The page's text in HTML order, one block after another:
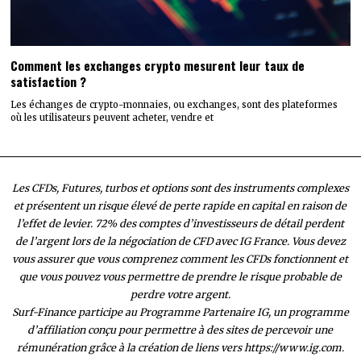
Comment les exchanges crypto mesurent leur taux de
satisfaction ?
Les échanges de crypto-monnaies, ou exchanges, sont des plateformes
où les utilisateurs peuvent acheter, vendre et
Les CFDs, Futures, turbos et options sont des instruments complexes
et présentent un risque élevé de perte rapide en capital en raison de
l’effet de levier. 72% des comptes d’investisseurs de détail perdent
de l’argent lors de la négociation de CFD avec IG France. Vous devez
vous assurer que vous comprenez comment les CFDs fonctionnent et
que vous pouvez vous permettre de prendre le risque probable de
perdre votre argent.
Surf-Finance participe au Programme Partenaire IG, un programme
d’affiliation conçu pour permettre à des sites de percevoir une
rémunération grâce à la création de liens vers https://www.ig.com.